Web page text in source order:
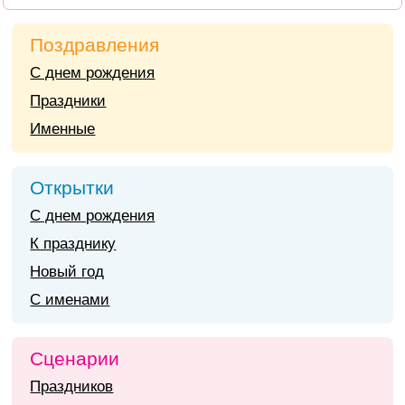
Поздравления
С днем рождения
Праздники
Именные
Открытки
С днем рождения
К празднику
Новый год
С именами
Сценарии
Праздников